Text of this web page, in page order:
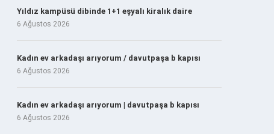
Yıldız kampüsü dibinde 1+1 eşyalı kiralık daire
6 Ağustos 2026
Kadın ev arkadaşı arıyorum / davutpaşa b kapısı
6 Ağustos 2026
Kadın ev arkadaşı arıyorum | davutpaşa b kapısı
6 Ağustos 2026